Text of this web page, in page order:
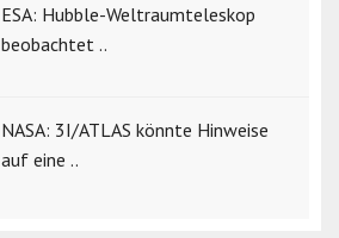
ESA: Hubble-Weltraumteleskop
beobachtet ..
NASA: 3I/ATLAS könnte Hinweise
auf eine ..